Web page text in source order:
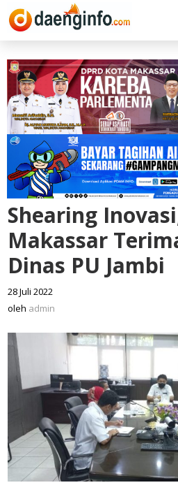
Lewati
ke
Shearing
Makassar
Dinas PU Jambi
28 Juli 2022
oleh admin